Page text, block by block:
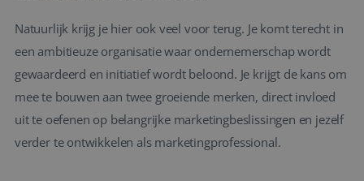
Natuurlijk krijg je hier ook veel voor terug. Je komt terecht in
een ambitieuze organisatie waar ondernemerschap wordt
gewaardeerd en initiatief wordt beloond. Je krijgt de kans om
mee te bouwen aan twee groeiende merken, direct invloed
uit te oefenen op belangrijke marketingbeslissingen en jezelf
verder te ontwikkelen als marketingprofessional.